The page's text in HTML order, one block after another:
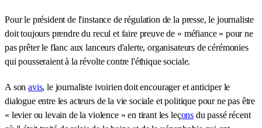
Pour le président de l'instance de régulation de la presse, le journaliste
doit toujours prendre du recul et faire preuve de « méfiance » pour ne
pas prêter le flanc aux lanceurs d'alerte, organisateurs de cérémonies
qui pousseraient à la révolte contre l'éthique sociale.
A sonavis, le journaliste ivoirien doit encourager et anticiper le
dialogue entre les acteurs de la vie sociale et politique pour ne pas être
« levier ou levain de la violence » en tirant les leçons du passé récent